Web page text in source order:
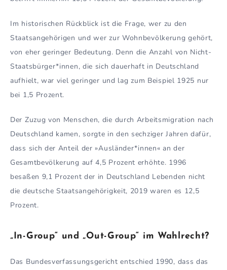
Im historischen Rückblick ist die Frage, wer zu den
Staatsangehörigen und wer zur Wohnbevölkerung gehört,
von eher geringer Bedeutung. Denn die Anzahl von Nicht-
Staatsbürger*innen, die sich dauerhaft in Deutschland
aufhielt, war viel geringer und lag zum Beispiel 1925 nur
bei 1,5 Prozent.
Der Zuzug von Menschen, die durch Arbeitsmigration nach
Deutschland kamen, sorgte in den sechziger Jahren dafür,
dass sich der Anteil der »Ausländer*innen« an der
Gesamtbevölkerung auf 4,5 Prozent erhöhte. 1996
besaßen 9,1 Prozent der in Deutschland Lebenden nicht
die deutsche Staatsangehörigkeit, 2019 waren es 12,5
Prozent.
„In-Group“ und „Out-Group“ im Wahlrecht?
Das Bundesverfassungsgericht entschied 1990, dass das